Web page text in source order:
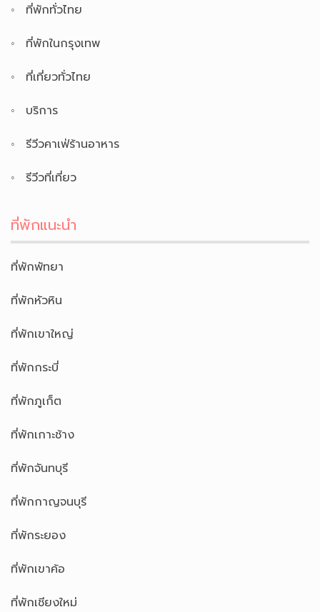
ที่พักทั่วไทย
ที่พักในกรุงเทพ
ที่เที่ยวทั่วไทย
บริการ
รีวีวคาเฟ่ร้านอาหาร
รีวีวที่เที่ยว
ที่พักแนะนำ
ที่พักพัทยา
ที่พักหัวหิน
ที่พักเขาใหญ่
ที่พักกระบี่
ที่พักภูเก็ต
ที่พักเกาะช้าง
ที่พักจันทบุรี
ที่พักกาญจนบุรี
ที่พักระยอง
ที่พักเขาค้อ
ที่พักเชียงใหม่